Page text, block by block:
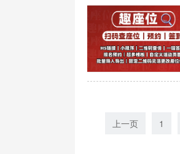
上一页 1